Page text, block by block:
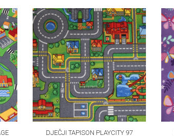
DJEČJI TAPISON PLAYCITY 97